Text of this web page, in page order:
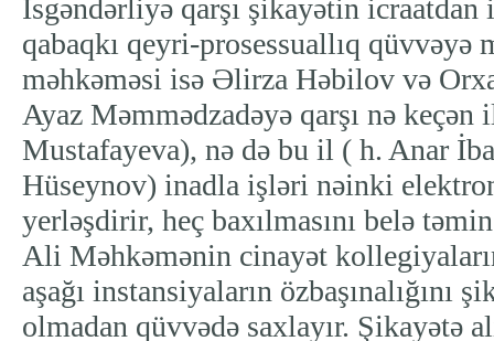
İsgəndərliyə qarşı şikayətin
qabaqkı qeyri-prosessuallıq
məhkəməsi isə Əlirza Həbilov və
Ayaz Məmmədzadəyə qarşı nə keçən
Mustafayeva), nə də bu il ( h. Anar
Hüseynov) inadla işləri nəinki
yerləşdirir, heç baxılmasını belə
Ali Məhkəmənin cinayət
aşağı instansiyaların özbaşınalığını
olmadan qüvvədə saxlayır. Şikayətə